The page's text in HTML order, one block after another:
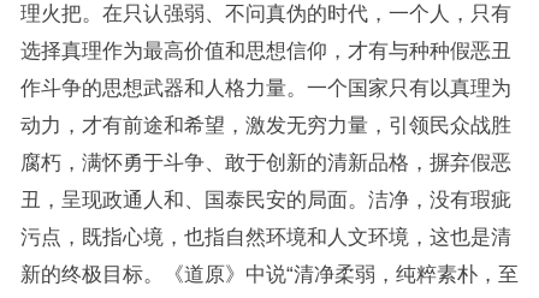
理火把。在只认强弱、不问真伪的时代，一个人，只有
选择真理作为最高价值和思想信仰，才有与种种假恶丑
作斗争的思想武器和人格力量。一个国家只有以真理为
动力，才有前途和希望，激发无穷力量，引领民众战胜
腐朽，满怀勇于斗争、敢于创新的清新品格，摒弃假恶
丑，呈现政通人和、国泰民安的局面。洁净，没有瑕疵
污点，既指心境，也指自然环境和人文环境，这也是清
新的终极目标。《道原》中说“清净柔弱，纯粹素朴，至